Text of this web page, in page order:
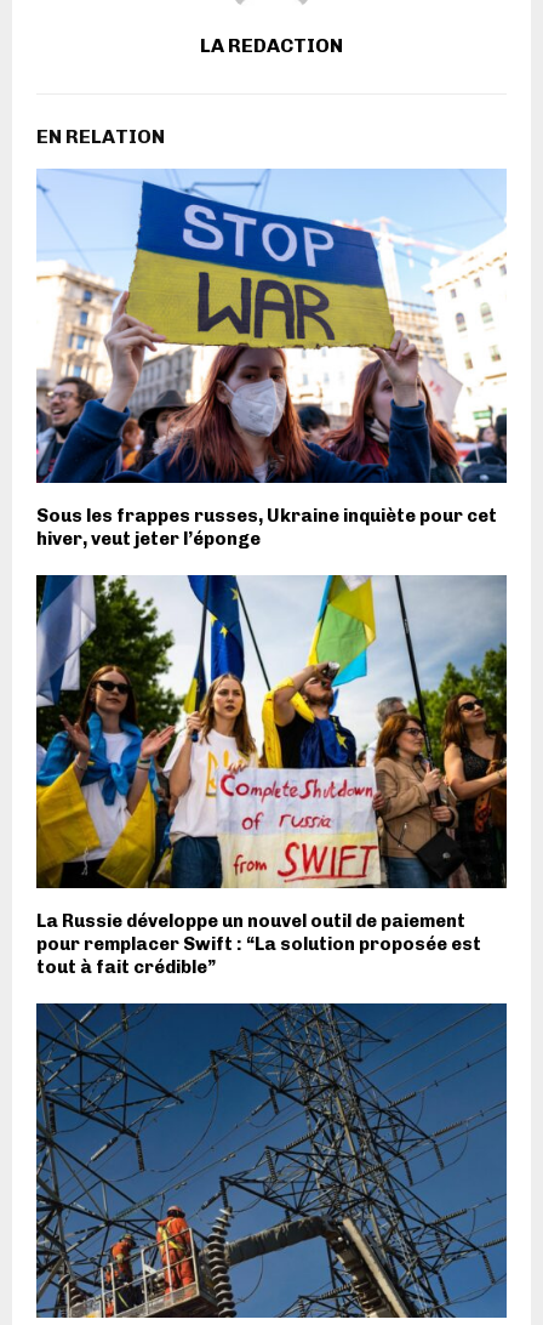
LA REDACTION
EN RELATION
Sous les frappes russes, Ukraine inquiète pour cet
hiver, veut jeter l’éponge
La Russie développe un nouvel outil de paiement
pour remplacer Swift : “La solution proposée est
tout à fait crédible”